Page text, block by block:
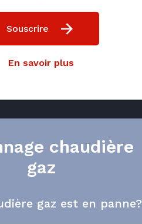
Souscrire
En savoir plus
chaudière
gaz
gaz est en panne?